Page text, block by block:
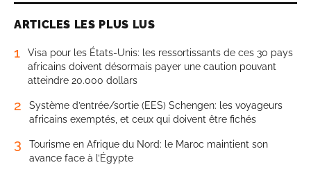
ARTICLES LES PLUS LUS
1
Visa pour les États-Unis: les ressortissants de ces 30 pays
africains doivent désormais payer une caution pouvant
atteindre 20.000 dollars
2
Système d’entrée/sortie (EES) Schengen: les voyageurs
africains exemptés, et ceux qui doivent être fichés
3
Tourisme en Afrique du Nord: le Maroc maintient son
avance face à l’Égypte